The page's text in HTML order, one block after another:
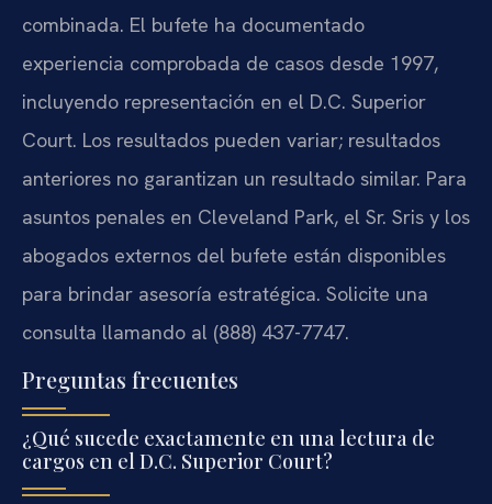
combinada. El bufete ha documentado
experiencia comprobada de casos desde 1997,
incluyendo representación en el D.C. Superior
Court. Los resultados pueden variar; resultados
anteriores no garantizan un resultado similar. Para
asuntos penales en Cleveland Park, el Sr. Sris y los
abogados externos del bufete están disponibles
para brindar asesoría estratégica. Solicite una
consulta llamando al (888) 437-7747.
Preguntas frecuentes
¿Qué sucede exactamente en una lectura de
cargos en el D.C. Superior Court?